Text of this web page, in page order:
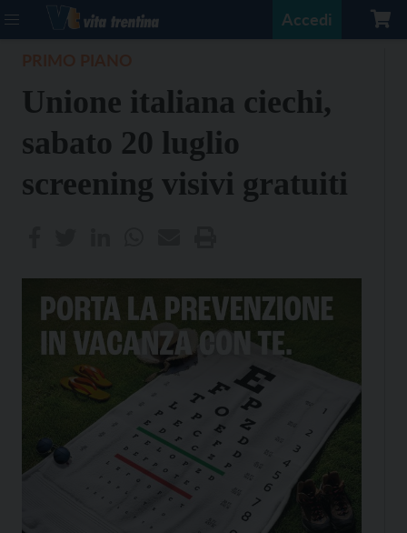
Accedi
Unione italiana ciechi,
sabato 20 luglio
screening visivi gratuiti